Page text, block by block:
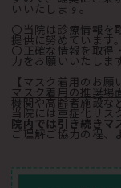
いいたします。
〇当院は診療情報を
提供に努めています
〇正確な情報を取得
力をお願いいたしま
【マスク着用のお願
マスク着用の推奨場
機関や高齢者施設な
当院には重症化リス
院内では引き続きマ
ご理解ご協力の程、